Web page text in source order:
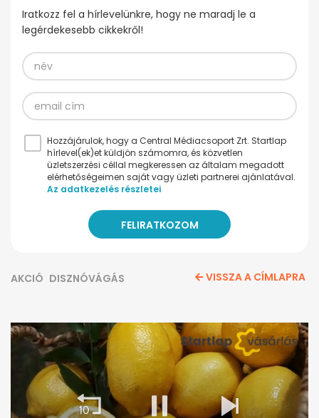
Iratkozz fel a hírlevelünkre, hogy ne maradj le a
legérdekesebb cikkekről!
Hozzájárulok, hogy a Central Médiacsoport Zrt. Startlap
hírlevel(ek)et küldjön számomra, és közvetlen
üzletszerzési céllal megkeressen az általam megadott
elérhetőségeimen saját vagy üzleti partnerei ajánlatával.
Az adatkezelés részletei
AKCIÓ DISZNÓVÁGÁS VISSZA A CÍMLAPRA